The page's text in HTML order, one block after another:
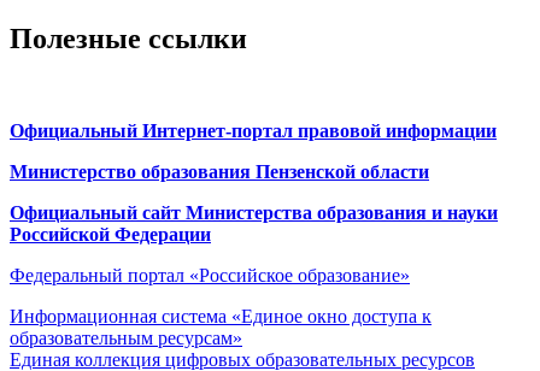
Полезные ссылки
Официальный Интернет-портал правовой информации
Министерство образования Пензенской области
Официальный сайт Министерства образования и науки
Российской Федерации
Федеральный портал «Российское образование»
Информационная система «Единое окно доступа к
образовательным ресурсам»
Единая коллекция цифровых образовательных ресурсов